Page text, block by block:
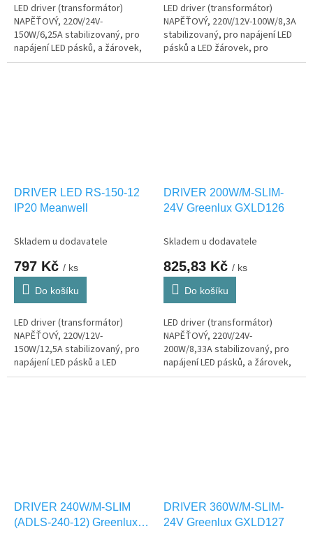
LED driver (transformátor)
NAPĚŤOVÝ, 220V/24V-
150W/6,25A stabilizovaný, pro
napájení LED pásků, a žárovek,
pro interier IP20
LED driver (transformátor)
NAPĚŤOVÝ, 220V/12V-100W/8,3A
stabilizovaný, pro napájení LED
pásků a LED žárovek, pro
interier IP20
DRIVER LED RS-150-12
IP20 Meanwell
Skladem u dodavatele
797 Kč / ks
Do košíku
LED driver (transformátor)
NAPĚŤOVÝ, 220V/12V-
150W/12,5A stabilizovaný, pro
napájení LED pásků a LED
žárovek, pro interier IP20
DRIVER 200W/M-SLIM-
24V Greenlux GXLD126
Skladem u dodavatele
825,83 Kč / ks
Do košíku
LED driver (transformátor)
NAPĚŤOVÝ, 220V/24V-
200W/8,33A stabilizovaný, pro
napájení LED pásků, a žárovek,
pro interier IP20
DRIVER 240W/M-SLIM
(ADLS-240-12) Greenlux
DRIVER 360W/M-SLIM-
24V Greenlux GXLD127